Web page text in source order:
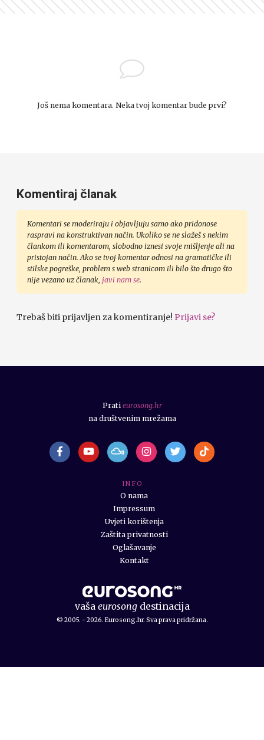
Još nema komentara. Neka tvoj komentar bude prvi?
Komentiraj članak
Komentari se moderiraju i objavljuju samo ako pridonose
raspravi na konstruktivan način. Ukoliko se ne slažeš s nekim
člankom ili komentarom, slobodno iznesi svoje mišljenje ali na
pristojan način. Ako se tvoj komentar odnosi na gramatičke ili
stilske pogreške, problem s web stranicom ili bilo što drugo što
nije vezano uz članak, javi nam se.
Trebaš biti prijavljen za komentiranje! Prijavi se?
vaša eurosongdestinacija
© 2005. - 2026. Eurosong.hr. Sva prava pridržana.
I N F O
O nama
Impressum
Uvjeti korištenja
Zaštita privatnosti
Oglašavanje
Kontakt
Prati eurosong.hr
na društvenim mrežama